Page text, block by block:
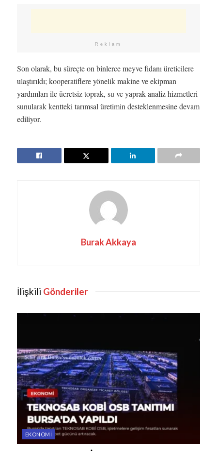
Reklam
Son olarak, bu süreçte on binlerce meyve fidanı üreticilere
ulaştırıldı; kooperatiflere yönelik makine ve ekipman
yardımları ile ücretsiz toprak, su ve yaprak analiz hizmetleri
sunularak kentteki tarımsal üretimin desteklenmesine devam
ediliyor.
Burak Akkaya
İlişkili Gönderiler
EKONOMI